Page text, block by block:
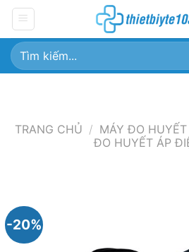
Chuyển
đến
nội
dung
Tìm
kiếm:
TRANG CHỦ / MÁY ĐO
ĐO HUYẾT ÁP
-20%